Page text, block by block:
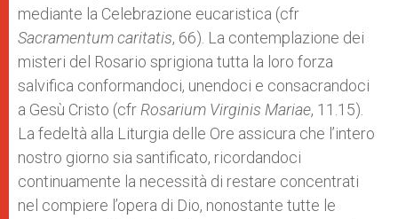
mediante la Celebrazione eucaristica (cfr
Sacramentum caritatis, 66). La contemplazione dei
misteri del Rosario sprigiona tutta la loro forza
salvifica conformandoci, unendoci e consacrandoci
a Gesù Cristo (cfr Rosarium Virginis Mariae, 11.15).
La fedeltà alla Liturgia delle Ore assicura che l’intero
nostro giorno sia santificato, ricordandoci
continuamente la necessità di restare concentrati
nel compiere l’opera di Dio, nonostante tutte le